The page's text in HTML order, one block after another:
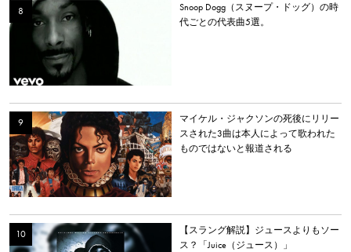
Snoop Dogg（スヌープ・ドッグ）の時
代ごとの代表曲5選。
マイケル・ジャクソンの死後にリリー
スされた3曲は本人によって歌われた
ものではないと報道される
【スラング解説】ジュースよりもソー
ス？「Juice（ジュース）」